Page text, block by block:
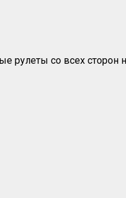
со всех сторон